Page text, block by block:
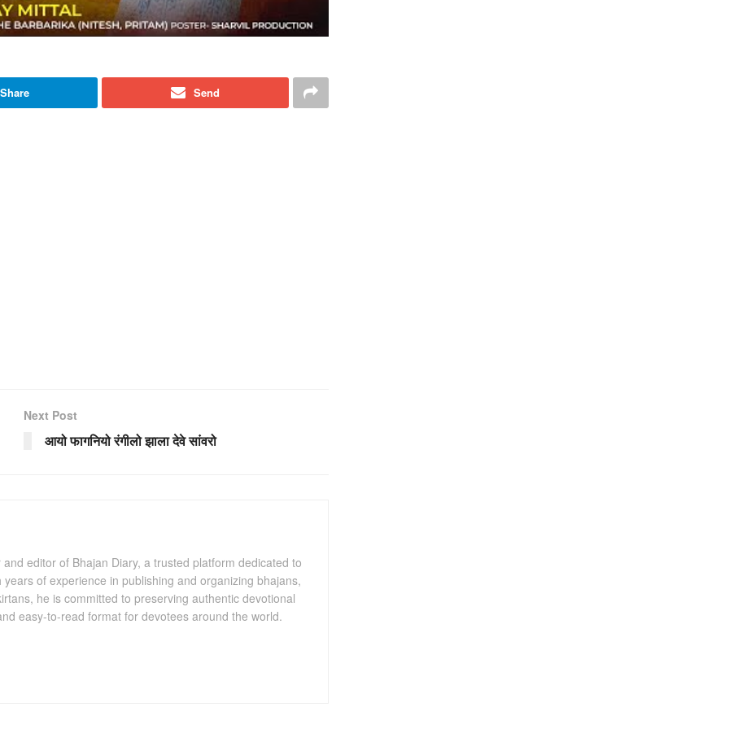
Share Send
Next Post
आयो फागनियो रंगीलो झाला देवे सांवरो
editor of Bhajan Diary, a trusted platform dedicated to
of experience in publishing and organizing bhajans,
he is committed to preserving authentic devotional
easy-to-read format for devotees around the world.